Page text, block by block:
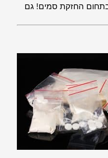
בתחום החזקת סמים! גם